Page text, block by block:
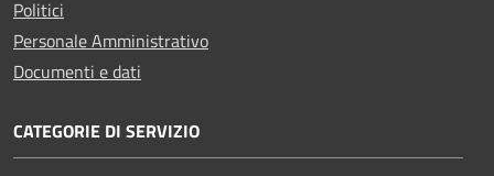
Politici
Personale Amministrativo
Documenti e dati
CATEGORIE DI SERVIZIO